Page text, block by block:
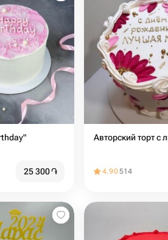
25 300֏
Авторский торт с
4.90514